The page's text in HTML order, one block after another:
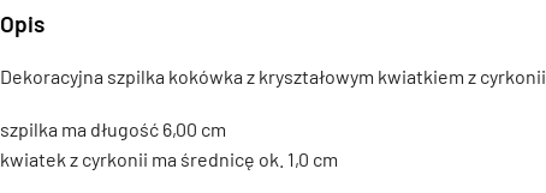
Opis
Dekoracyjna szpilka kokówka z kryształowym kwiatkiem z cyrkonii.
szpilka ma długość 6,00 cm
kwiatek z cyrkonii ma średnicę ok. 1,0 cm